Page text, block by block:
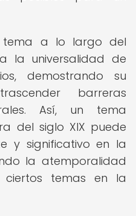
tema a lo largo del
la universalidad de
demostrando su
barreras
Así, un tema
del siglo XIX puede
y significativo en la
la atemporalidad
temas en la